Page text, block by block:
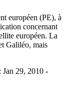
européen (PE), à
concernant
européen. La
Galiléo, mais
Jan 29, 2010 -